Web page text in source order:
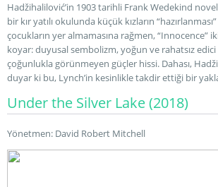
Hadžihalilović’in 1903 tarihli Frank Wedekind
bir kır yatılı okulunda küçük kızların
çocukların yer almamasına rağmen, “Innocence”
koyar: duyusal sembolizm, yoğun ve rahatsız
çoğunlukla görünmeyen güçler hissi. Dahası,
duyar ki bu, Lynch’in kesinlikle takdir ettiği bir
Under the Silver Lake (2018)
Yönetmen: David Robert Mitchell